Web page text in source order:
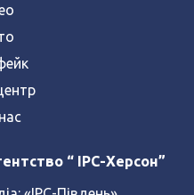
“ IPC-Херсон”